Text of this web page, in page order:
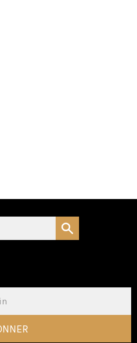
som favoritt